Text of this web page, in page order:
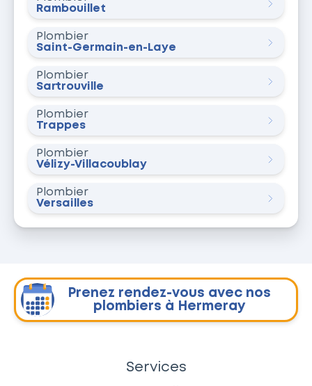
Rambouillet
Plombier
Saint-Germain-en-Laye
Plombier
Sartrouville
Plombier
Trappes
Plombier
Vélizy-Villacoublay
Plombier
Versailles
Prenez rendez-vous avec nos
plombiers à Hermeray
Services